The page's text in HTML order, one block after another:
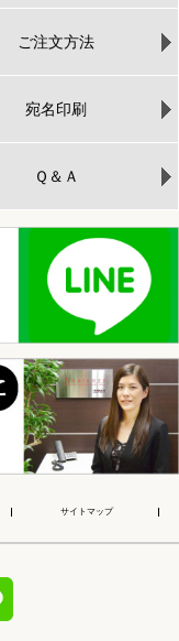
ご注文方法
宛名印刷
Ｑ＆Ａ
サイトマップ